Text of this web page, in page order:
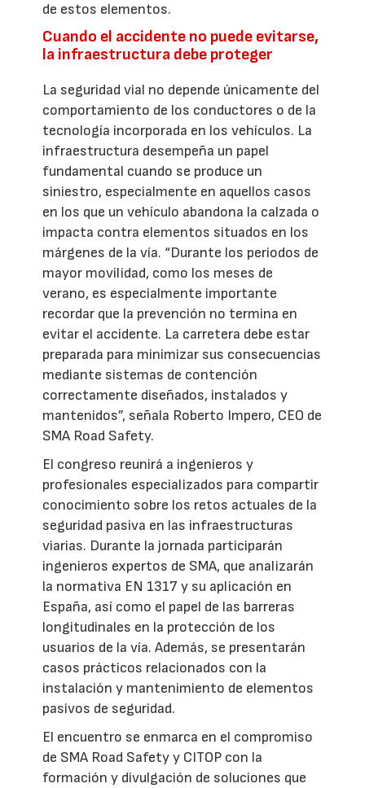
de estos elementos.
Cuando el accidente no puede evitarse,
la infraestructura debe proteger
La seguridad vial no depende únicamente del
comportamiento de los conductores o de la
tecnología incorporada en los vehículos. La
infraestructura desempeña un papel
fundamental cuando se produce un
siniestro, especialmente en aquellos casos
en los que un vehículo abandona la calzada o
impacta contra elementos situados en los
márgenes de la vía. “Durante los periodos de
mayor movilidad, como los meses de
verano, es especialmente importante
recordar que la prevención no termina en
evitar el accidente. La carretera debe estar
preparada para minimizar sus consecuencias
mediante sistemas de contención
correctamente diseñados, instalados y
mantenidos”, señala Roberto Impero, CEO de
SMA Road Safety.
El congreso reunirá a ingenieros y
profesionales especializados para compartir
conocimiento sobre los retos actuales de la
seguridad pasiva en las infraestructuras
viarias. Durante la jornada participarán
ingenieros expertos de SMA, que analizarán
la normativa EN 1317 y su aplicación en
España, así como el papel de las barreras
longitudinales en la protección de los
usuarios de la vía. Además, se presentarán
casos prácticos relacionados con la
instalación y mantenimiento de elementos
pasivos de seguridad.
El encuentro se enmarca en el compromiso
de SMA Road Safety y CITOP con la
formación y divulgación de soluciones que